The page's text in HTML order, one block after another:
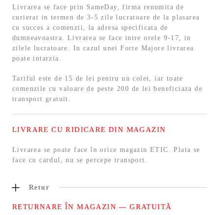
Livrarea se face prin SameDay, firma renumita de
curierat in termen de 3-5 zile lucratoare de la plasarea
cu succes a comenzii, la adresa specificata de
dumneavoastra. Livrarea se face intre orele 9-17, in
zilele lucratoare. In cazul unei Forte Majore livrarea
poate intarzia.
Tariful este de 15 de lei pentru un colet, iar toate
comenzile cu valoare de peste 200 de lei beneficiaza de
transport gratuit.
LIVRARE CU RIDICARE DIN MAGAZIN
Livrarea se poate face în orice magazin ETIC. Plata se
face cu cardul, nu se percepe transport.
Retur
RETURNARE ÎN MAGAZIN — GRATUITĂ